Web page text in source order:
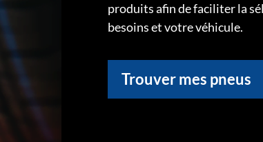
produits afin de faciliter la
besoins et votre véhicule.
Trouver mes pneus